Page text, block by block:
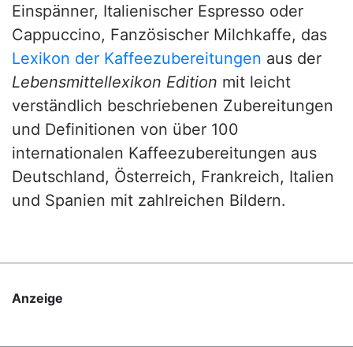
Einspänner, Italienischer Espresso oder
Cappuccino, Fanzösischer Milchkaffe, das
Lexikon der Kaffeezubereitungen aus der
Lebensmittellexikon Edition mit leicht
verständlich beschriebenen Zubereitungen
und Definitionen von über 100
internationalen Kaffeezubereitungen aus
Deutschland, Österreich, Frankreich, Italien
und Spanien mit zahlreichen Bildern.
Anzeige